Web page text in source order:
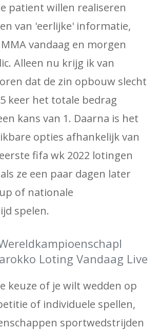
patient willen realiseren
van 'eerlijke' informatie,
vandaag en morgen
Alleen nu krijg ik van
dat de zin opbouw slecht
keer het totale bedrag
kans van 1. Daarna is het
opties afhankelijk van
fifa wk 2022 lotingen
ze een paar dagen later
of nationale
spelen.
Loting Vandaag Live
keuze of je wilt wedden op
of individuele spellen,
sportwedstrijden